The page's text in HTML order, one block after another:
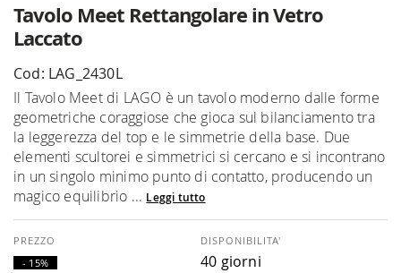
Tavolo Meet Rettangolare in Vetro
Laccato
Cod: LAG_2430L
Il Tavolo Meet di LAGO è un tavolo moderno dalle forme
geometriche coraggiose che gioca sul bilanciamento tra
la leggerezza del top e le simmetrie della base. Due
elementi scultorei e simmetrici si cercano e si incontrano
in un singolo minimo punto di contatto, producendo un
magico equilibrio ... Leggi tutto
- 15%
DISPONIBILITA'
40 giorni
della
galleria
immagini